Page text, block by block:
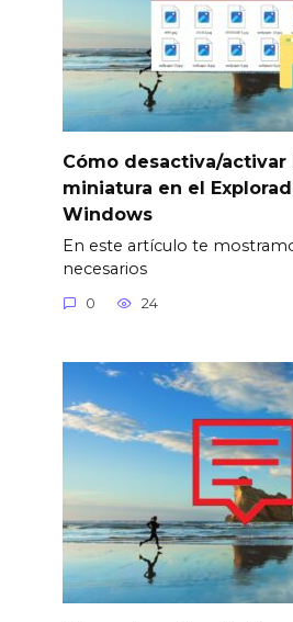
Cómo desactiva/activar
miniatura en el
Windows
En este artículo te
necesarios
0 24